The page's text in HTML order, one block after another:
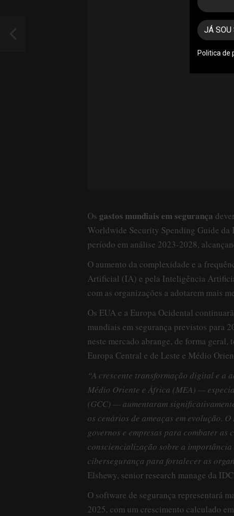
Os gastos mundiais em segurança
Worldwide Security Spending Guide da
período em análise 2023-2028,
O aumento da complexidade e a
Artificial (IA) e pela Inteligência
com as organizações a adotarem mais
Os EUA e a Europa Ocidental
mundiais em segurança previstos para
neste mercado abrange, de forma
Europa Central e de Leste e Médio
“A crescente transformação digital e a
Médio Oriente e África (MEA) —
(GCC) — aumentaram
os cenários de ameaças em evolução.
governos e empresas para combater as
consciencialização sobre a
cibersegurança para fortalecer as
Elshewy, senior research manage da
O software de segurança representará
2025, com um crescimento calculado
JÁ SOU
Politica de